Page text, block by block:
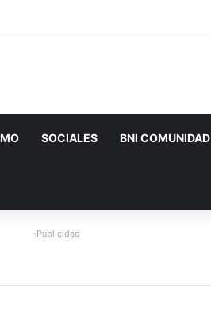
SOCIALES BNI COMUNIDAD
-Publicidad-